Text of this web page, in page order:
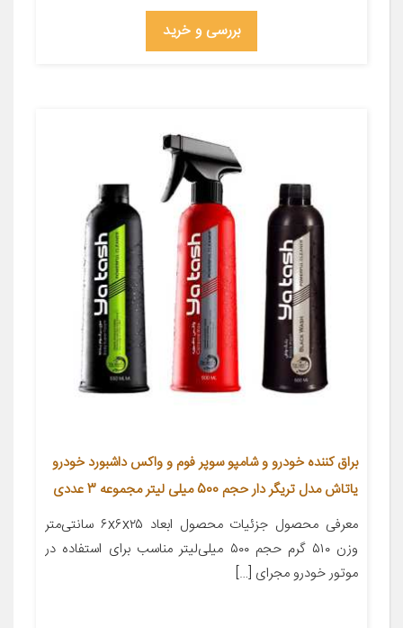
بررسی و خرید
براق کننده خودرو و شامپو سوپر فوم و واکس داشبورد خودرو
یاتاش مدل تریگر دار حجم 500 میلی لیتر مجموعه 3 عددی
معرفی محصول جزئیات محصول ابعاد ۶x۶x۲۵ سانتی‌متر
وزن ۵۱۰ گرم حجم ۵۰۰ میلی‌لیتر مناسب برای استفاده در
موتور خودرو مجرای […]